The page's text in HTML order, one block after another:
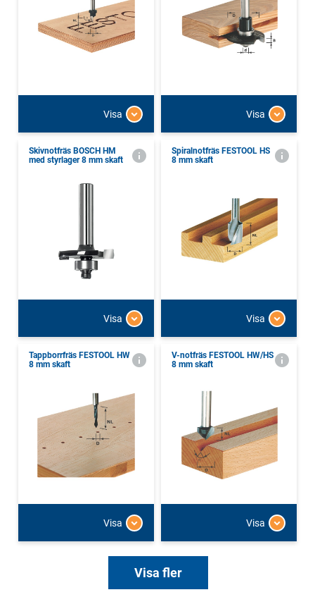
Visa Visa
Skivnotfräs BOSCH HM
med styrlager 8 mm skaft
Visa
Spiralnotfräs FESTOOL HS
8 mm skaft
Visa
Tappborrfräs FESTOOL HW
8 mm skaft
Visa
V-notfräs FESTOOL HW/HS
8 mm skaft
Visa
Visa fler